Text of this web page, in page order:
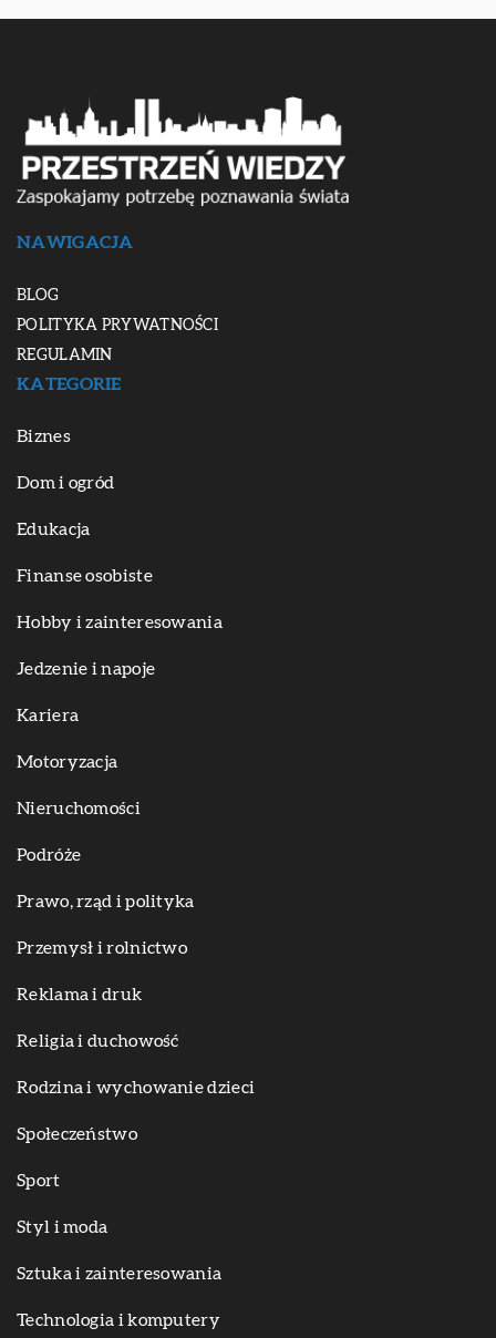
NAWIGACJA
BLOG
POLITYKA PRYWATNOŚCI
REGULAMIN
KATEGORIE
Biznes
Dom i ogród
Edukacja
Finanse osobiste
Hobby i zainteresowania
Jedzenie i napoje
Kariera
Motoryzacja
Nieruchomości
Podróże
Prawo, rząd i polityka
Przemysł i rolnictwo
Reklama i druk
Religia i duchowość
Rodzina i wychowanie dzieci
Społeczeństwo
Sport
Styl i moda
Sztuka i zainteresowania
Technologia i komputery